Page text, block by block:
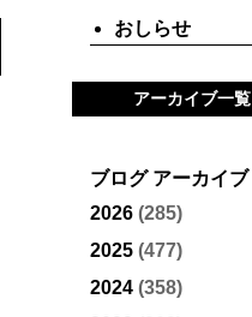
おしらせ
アーカイブ一覧
ブログ アーカイブ
2026 (285)
2025 (477)
2024 (358)